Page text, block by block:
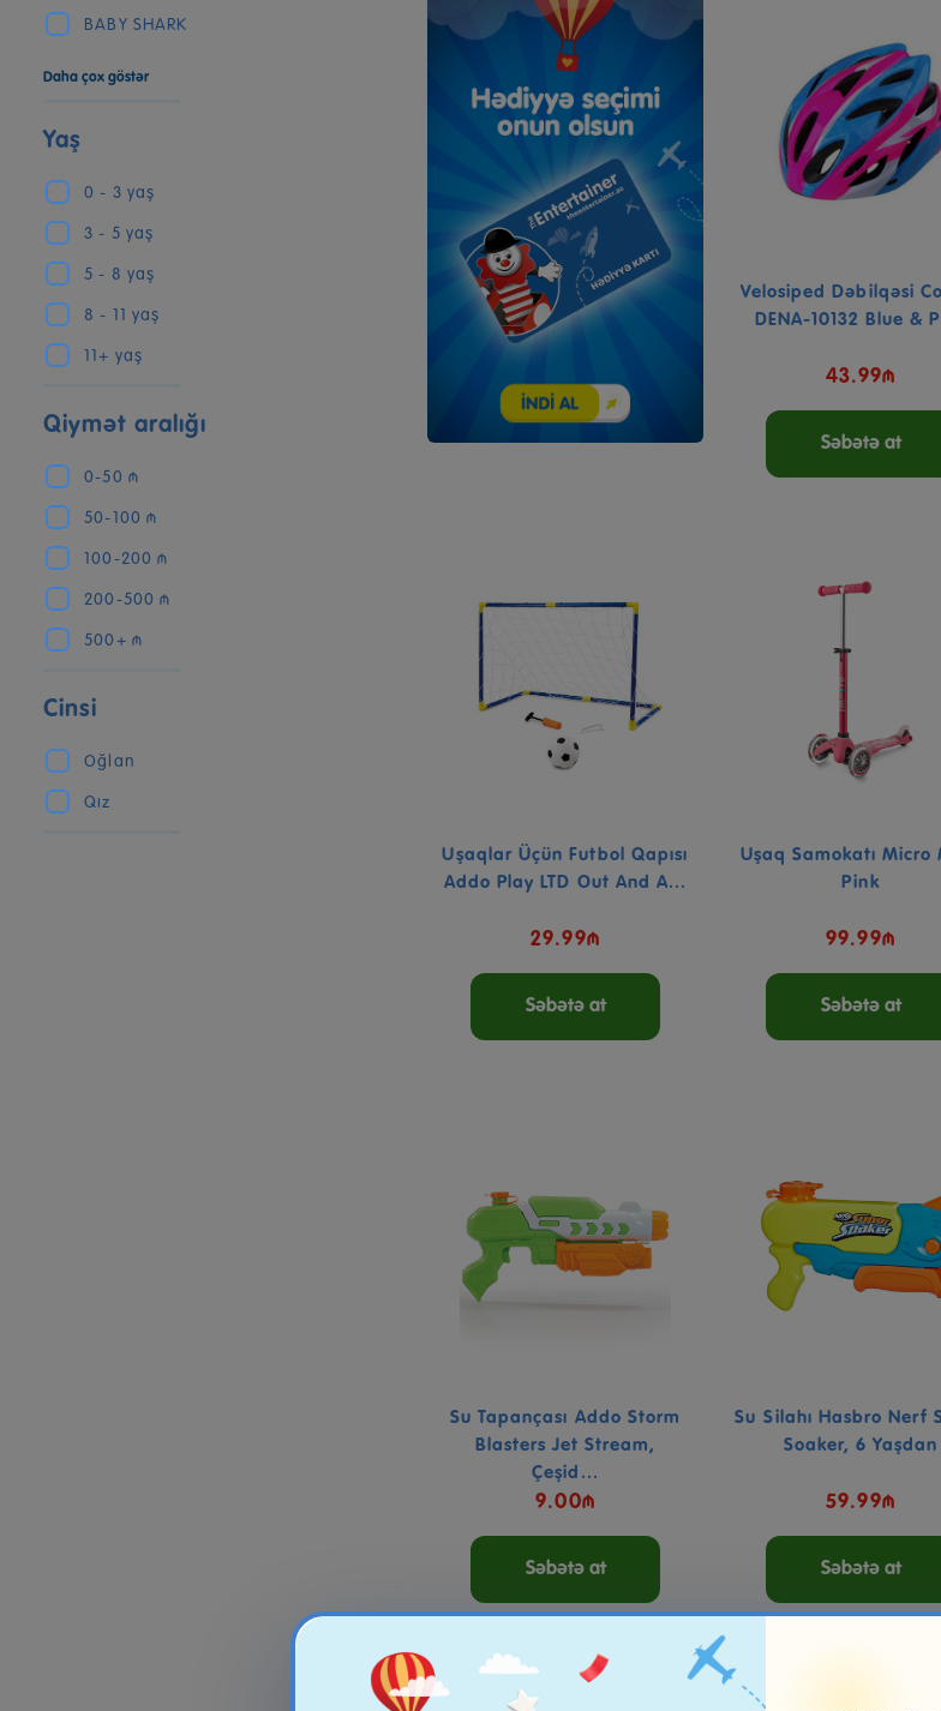
BABY SHARK
Daha çox göstər
Yaş
0 - 3 yaş
3 - 5 yaş
5 - 8 yaş
8 - 11 yaş
11+ yaş
Qiymət aralığı
0-50 ₼
50-100 ₼
100-200 ₼
200-500 ₼
500+ ₼
Cinsi
Oğlan
Qız
Velosiped Dəbilqəsi
DENA-10132 Blue &
43.99₼
Səbətə at
Uşaqlar Üçün Futbol Qapısı
Addo Play LTD Out And A...
29.99₼
Səbətə at
Uşaq Samokatı Micro
Pink
99.99₼
Səbətə at
Su Tapançası Addo Storm
Blasters Jet Stream,
Çeşid...
9.00₼
Səbətə at
Su Silahı Hasbro Nerf
Soaker, 6 Yaşdan
59.99₼
Səbətə at